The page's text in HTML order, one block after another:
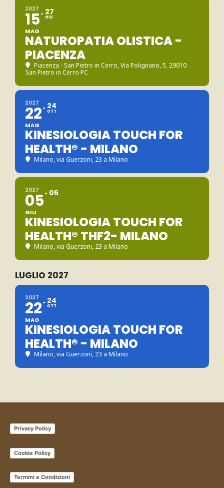
2027
15
MAG
27
GIU
NATUROPATIA OLISTICA -
PIACENZA
Piacenza - San Pietro in Cerro, Via Polignano, 5, 29010
San Pietro in Cerro PC
2027
22
MAG
24
OTT
KINESIOLOGIA TOUCH FOR
HEALTH® - MILANO
Milano, via Guerzoni, 23 a Milano
2027
05
GIU
06
KINESIOLOGIA TOUCH FOR
HEALTH® THF2- MILANO
Milano, via Guerzoni, 23 a Milano
LUGLIO 2027
2027
22
MAG
24
OTT
KINESIOLOGIA TOUCH FOR
HEALTH® - MILANO
Milano, via Guerzoni, 23 a Milano
Privacy Policy
Cookie Policy
Termini e Condizioni